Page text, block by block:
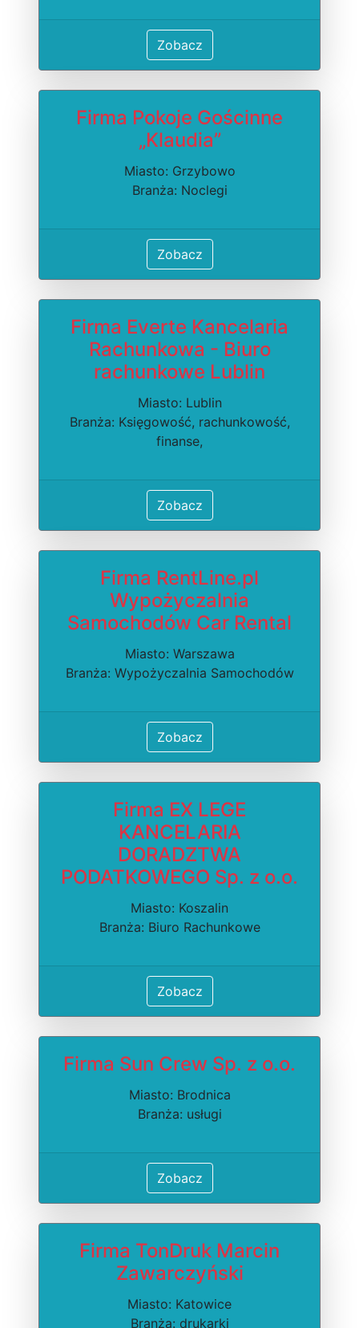
Zobacz
Firma Pokoje Gościnne
„Klaudia”
Miasto: Grzybowo
Branża: Noclegi
Zobacz
Firma Everte Kancelaria
Rachunkowa - Biuro
rachunkowe Lublin
Miasto: Lublin
Branża: Księgowość, rachunkowość,
finanse,
Zobacz
Firma RentLine.pl
Wypożyczalnia
Samochodów Car Rental
Miasto: Warszawa
Branża: Wypożyczalnia Samochodów
Zobacz
Firma EX LEGE
KANCELARIA
DORADZTWA
PODATKOWEGO Sp. z o.o.
Miasto: Koszalin
Branża: Biuro Rachunkowe
Zobacz
Firma Sun Crew Sp. z o.o.
Miasto: Brodnica
Branża: usługi
Zobacz
Firma TonDruk Marcin
Zawarczyński
Miasto: Katowice
Branża: drukarki